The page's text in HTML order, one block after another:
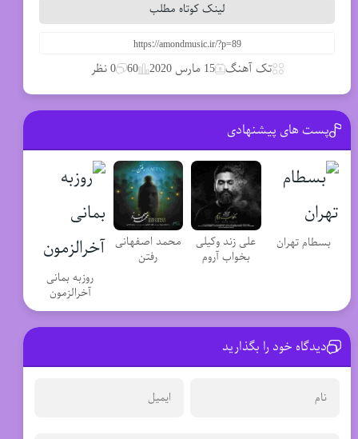
لینک کوتاه مطلب
تک آهنگ 15 مارس 2020 60 0 نظر
پست های پیشنهادی
بسطام تهران
علی زند وکیلی
بخواب آروم
محمد اصفهانی
رفتن
روزبه بمانی
آخرالزمون
دیدگاه خود را بگذارید